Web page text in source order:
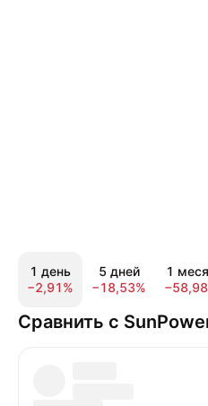
1 день
−2,91%
5 дней
−18,53%
1
Сравнить с